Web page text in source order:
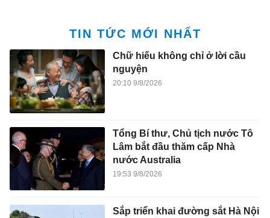
TIN TỨC MỚI NHẤT
Chữ hiếu không chỉ ở lời cầu
nguyện
20:10 9/8/2026
Tổng Bí thư, Chủ tịch nước Tô
Lâm bắt đầu thăm cấp Nhà
nước Australia
19:53 9/8/2026
Sắp triển khai đường sắt Hà Nội